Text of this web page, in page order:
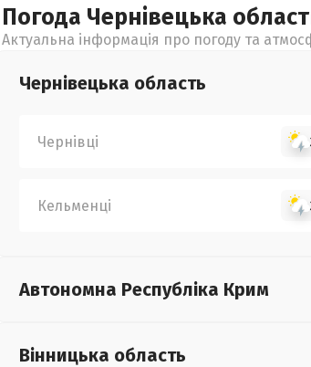
Погода Чернівецька
Актуальна інформація про погоду та
Чернівецька область
Чернівці
Кельменці
Автономна Республіка Крим
Вінницька область